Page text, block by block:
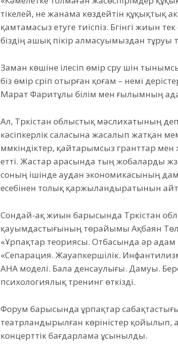
тікелей, не жанама көздейтін құқықтық
қамтамасыз етуге тиіспіз. Бүгінгі жиын
біздің ашық пікір алмасуымыздан тұруы
Заман көшіне ілесіп өмір сүру үшін
біз өмір сүріп отырған қоғам – үнемі
Марат Фаритұлы білім мен ғылымның
Ал, Түркістан облыстық мәслихатының
кәсіпкерлік саласына жасалып жатқан
мүмкіндіктер, қайтарымсыз гранттар
етті. Жастар арасында тың жобаларды
соның ішінде аудан экономикасының
есебінен толық қаржыландыратынын
Сондай-ақ жиын барысында Түркістан
қауымдастығының төрайымы Ақбаян
«Ұрпақтар теориясы. Отбасында әр
«Сепарация. Жауапкершілік.
АНА моделі. Бала денсаулығы. Дамуы.
психологиялық тренинг өткізді.
Форум барысында ұрпақтар
театрландырылған көріністер
концерттік бағдарлама ұсынылды.